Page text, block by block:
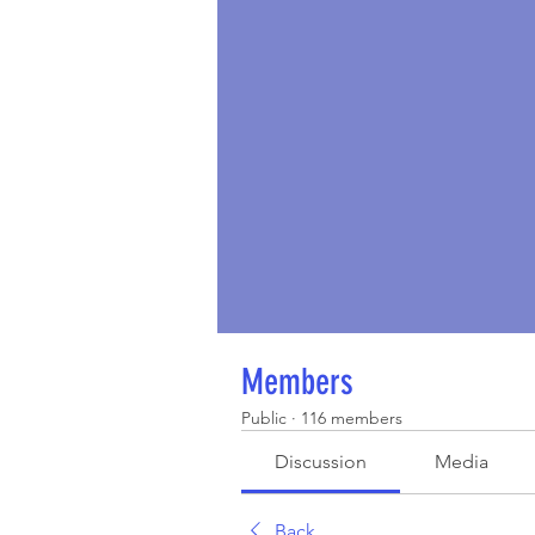
Members
Public · 116 members
Discussion Media